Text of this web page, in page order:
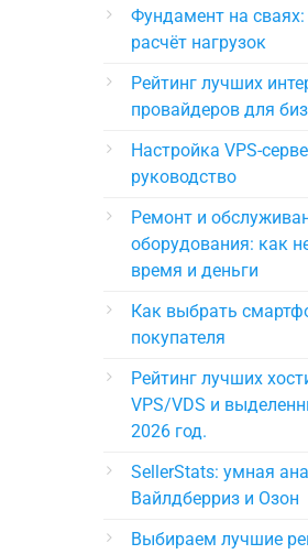
Фундамент на сваях:
расчёт нагрузок
Рейтинг лучших
провайдеров для
Настройка VPS-
руководство
Ремонт и
оборудования: как
время и деньги
Как выбрать
покупателя
Рейтинг лучших
VPS/VDS и
2026 год.
SellerStats: умная
Вайлдберриз и Озон
Выбираем лучшие